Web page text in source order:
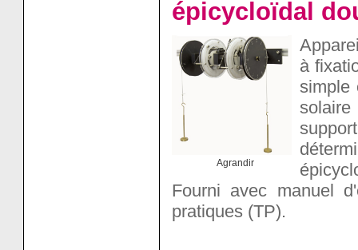
épicycloïdal
Agrandir
à
simple
Fourni avec manuel
pratiques (TP).